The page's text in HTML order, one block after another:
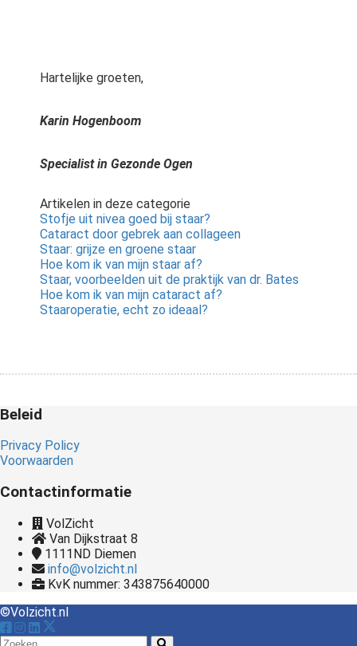
Hartelijke groeten,
Karin Hogenboom
Specialist in Gezonde Ogen
Artikelen in deze categorie
Stofje uit nivea goed bij staar?
Cataract door gebrek aan collageen
Staar: grijze en groene staar
Hoe kom ik van mijn staar af?
Staar, voorbeelden uit de praktijk van dr. Bates
Hoe kom ik van mijn cataract af?
Staaroperatie, echt zo ideaal?
Beleid
Privacy Policy
Voorwaarden
Contactinformatie
VolZicht
Van Dijkstraat 8
1111ND Diemen
info@volzicht.nl
KvK nummer: 343875640000
©Volzicht.nl